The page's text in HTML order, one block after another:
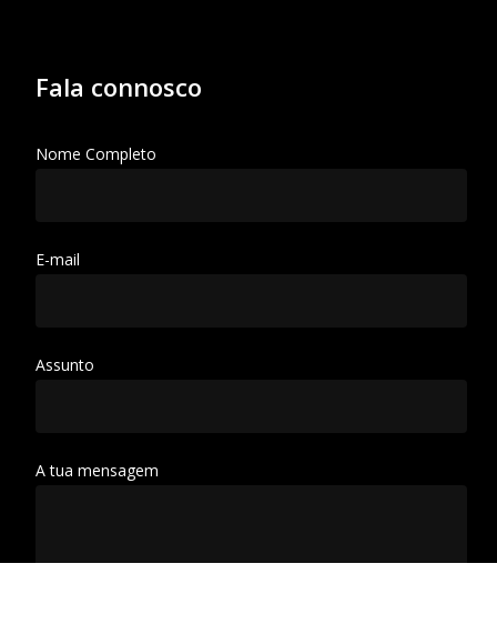
Fala connosco
Nome Completo
E-mail
Assunto
A tua mensagem